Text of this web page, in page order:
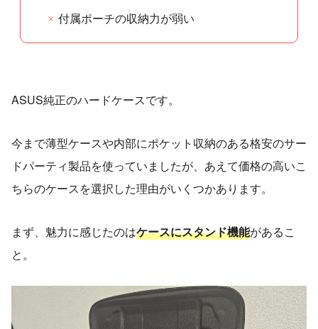
付属ポーチの収納力が弱い
ASUS純正のハードケースです。
今まで薄型ケースや内部にポケット収納のある格安のサー
ドパーティ製品を使っていましたが、あえて価格の高いこ
ちらのケースを選択した理由がいくつかあります。
まず、魅力に感じたのはケースにスタンド機能があるこ
と。